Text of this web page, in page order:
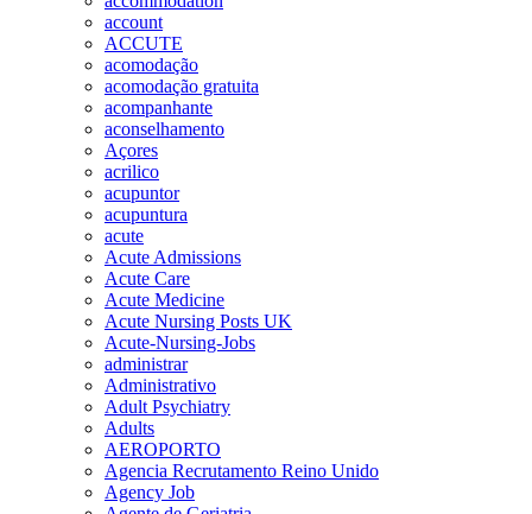
account
ACCUTE
acomodação
acomodação gratuita
acompanhante
aconselhamento
Açores
acrilico
acupuntor
acupuntura
acute
Acute Admissions
Acute Care
Acute Medicine
Acute Nursing Posts UK
Acute-Nursing-Jobs
administrar
Administrativo
Adult Psychiatry
Adults
AEROPORTO
Agencia Recrutamento Reino Unido
Agency Job